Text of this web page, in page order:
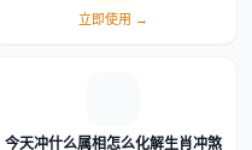
立即使用 →
今天冲什么属相怎么化解生肖冲煞